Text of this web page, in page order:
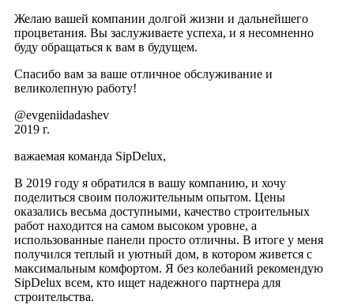
Желаю вашей компании долгой жизни и дальнейшего
процветания. Вы заслуживаете успеха, и я несомненно
буду обращаться к вам в будущем.
Спасибо вам за ваше отличное обслуживание и
великолепную работу!
@evgeniidadashev
2019 г.
важаемая команда SipDelux,
В 2019 году я обратился в вашу компанию, и хочу
поделиться своим положительным опытом. Цены
оказались весьма доступными, качество строительных
работ находится на самом высоком уровне, а
использованные панели просто отличны. В итоге у меня
получился теплый и уютный дом, в котором живется с
максимальным комфортом. Я без колебаний рекомендую
SipDelux всем, кто ищет надежного партнера для
строительства.